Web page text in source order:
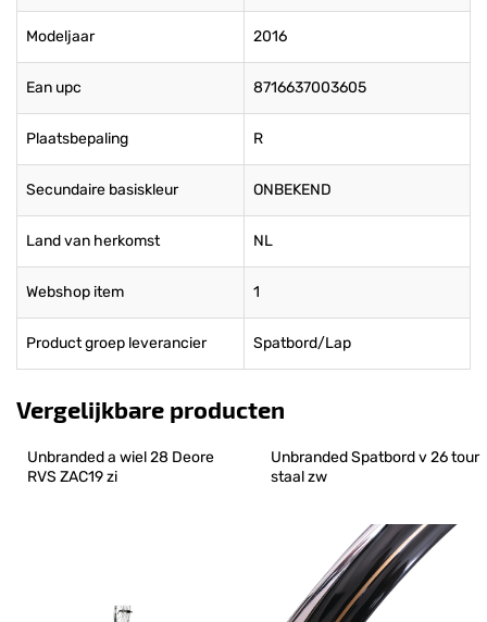
Modeljaar 2016
Ean upc 8716637003605
Plaatsbepaling R
Secundaire basiskleur ONBEKEND
Land van herkomst NL
Webshop item 1
Product groep leverancier Spatbord/Lap
Vergelijkbare producten
Unbranded a wiel 28 Deore
RVS ZAC19 zi
Unbranded Spatbord v 26 tour
staal zw